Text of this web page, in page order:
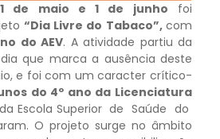
de maio e 1 de junho foi
“Dia Livre do Tabaco”,com
do AEV. A atividade partiu da
que marca a ausência deste
e foi com um caracter crítico-
do 4º ano da Licenciatura
Escola Superior de Saúde do
O projeto surge no âmbito